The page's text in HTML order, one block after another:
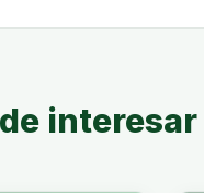
interesar